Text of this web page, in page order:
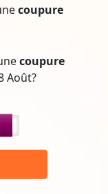
coupure
coupure
Août?